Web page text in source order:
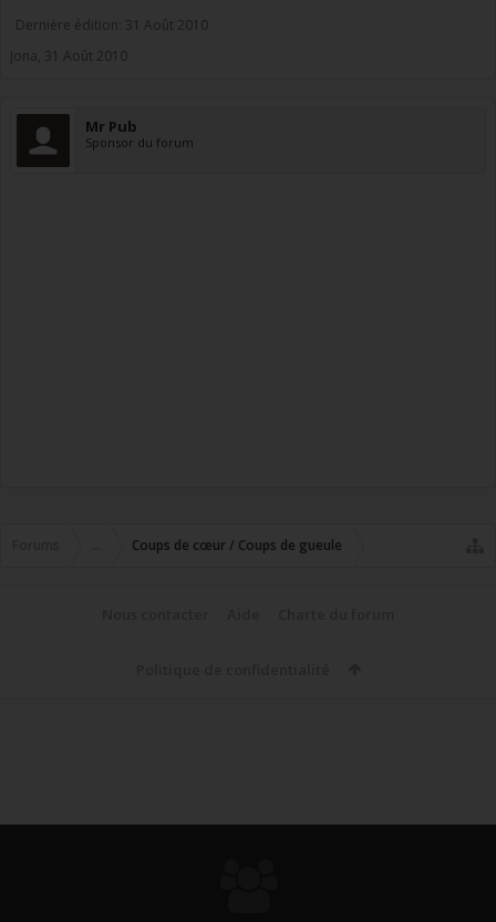
Dernière édition: 31 Août 2010
Jona, 31 Août 2010
Mr Pub
Sponsor du forum
Coups de cœur / Coups de gueule